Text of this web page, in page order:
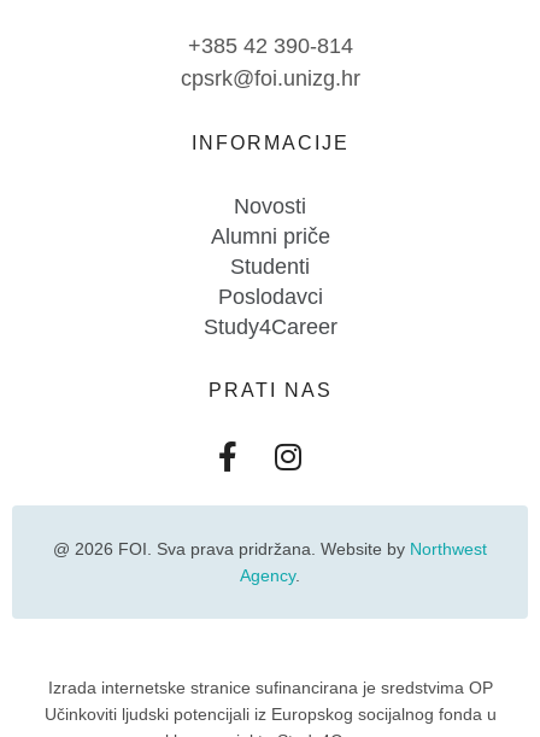
+385 42 390-814
cpsrk@foi.unizg.hr
INFORMACIJE
Novosti
Alumni priče
Studenti
Poslodavci
Study4Career
PRATI NAS
@ 2026 FOI. Sva prava pridržana. Website by Northwest
Agency.
Izrada internetske stranice sufinancirana je sredstvima OP
Učinkoviti ljudski potencijali iz Europskog socijalnog fonda u